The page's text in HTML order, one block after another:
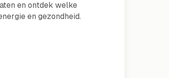
en ontdek welke
en gezondheid.